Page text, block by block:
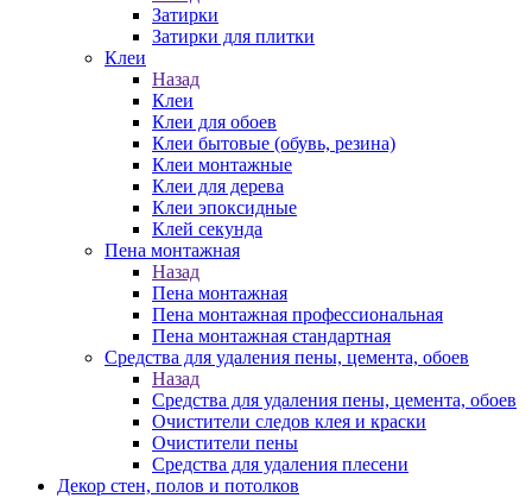
Затирки
Затирки для плитки
Клеи
Назад
Клеи
Клеи для обоев
Клеи бытовые (обувь, резина)
Клеи монтажные
Клеи для дерева
Клеи эпоксидные
Клей секунда
Пена монтажная
Назад
Пена монтажная
Пена монтажная профессиональная
Пена монтажная стандартная
Средства для удаления пены, цемента, обоев
Назад
Средства для удаления пены, цемента, обоев
Очистители следов клея и краски
Очистители пены
Средства для удаления плесени
Декор стен, полов и потолков